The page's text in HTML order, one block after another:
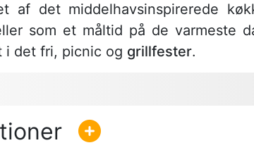
af det middelhavsinspirerede
som et måltid på de varmeste
i det fri, picnic og grillfester.